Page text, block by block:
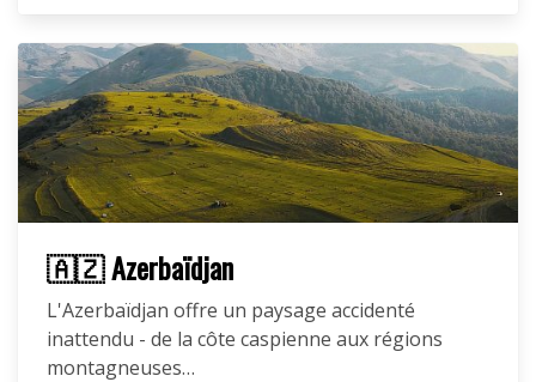
🇦🇿 Azerbaïdjan
L'Azerbaïdjan offre un paysage accidenté
inattendu - de la côte caspienne aux régions
montagneuses…